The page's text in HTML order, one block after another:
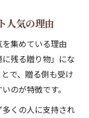
人気の理由
集めている理由
残る贈り物」にな
で、贈る側も受け
のが特徴です。
くの人に支持され